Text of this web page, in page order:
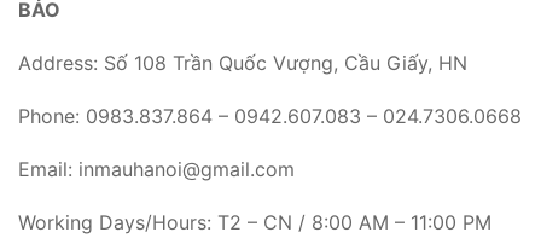
BẢO
Address: Số 108 Trần Quốc Vượng, Cầu Giấy, HN
Phone: 0983.837.864 – 0942.607.083 – 024.7306.0668
Email: inmauhanoi@gmail.com
Working Days/Hours: T2 – CN / 8:00 AM – 11:00 PM